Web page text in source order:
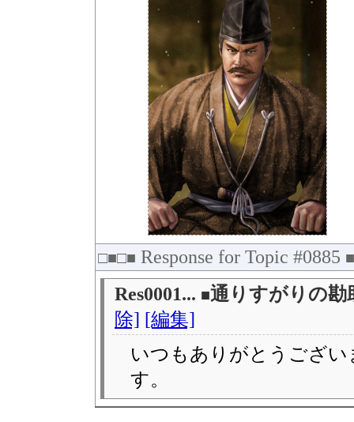
□■□■ Response for Topic #0885
Res0001... ■通りすがりの
除] [編集]
いつもありがとうござ
す。